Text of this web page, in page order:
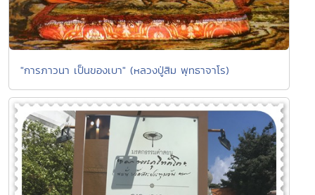
"การภาวนา เป็นของเบา" (หลวงปู่สิม พุทธาจาโร)